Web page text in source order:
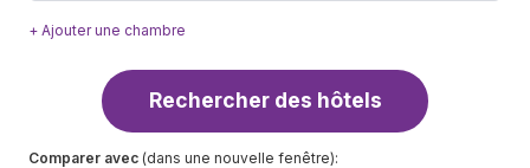
+ Ajouter une chambre
Rechercher des hôtels
Comparer avec (dans une nouvelle fenêtre):